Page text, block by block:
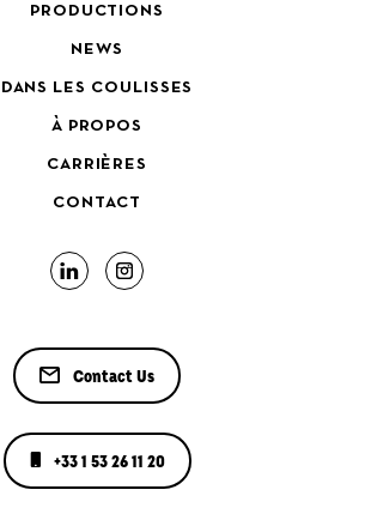
PRODUCTIONS
NEWS
DANS LES COULISSES
À PROPOS
CARRIÈRES
CONTACT
Contact Us
+33 1 53 26 11 20